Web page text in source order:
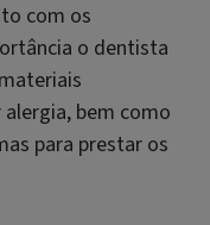
com os
o dentista
bem como
para prestar os